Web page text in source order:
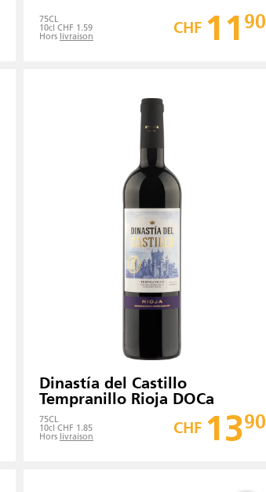
75CL
10cl CHF 1.59
Hors livraison CHF 11 90
Dinastía del Castillo
Tempranillo Rioja DOCa
75CL
10cl CHF 1.85
Hors livraison CHF 1390